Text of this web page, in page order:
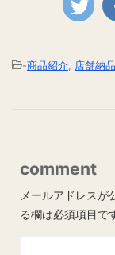
-商品紹介 店舗納品
comment
メールアドレスが
る欄は必須項目で